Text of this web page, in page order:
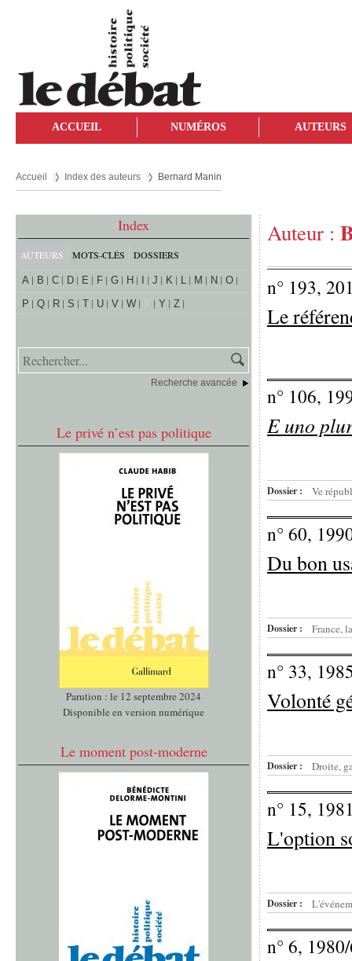
ACCUEIL NUMÉROS AUTEURS
Accueil Index des auteurs Bernard Manin
Index
AUTEURS MOTS-CLÉS DOSSIERS
A B C D E F G H J K L M N
O
P
Q R S T U V W Y Z
Recherche avancée
Le privé n’est pas politique
Parution : le 12 septembre 2024
Disponible en version numérique
Le moment post-moderne
Auteur :
n° 193,
Le
n° 106,
E uno
Dossier : Ve
n° 60,
Du bon
Dossier : France,
n° 33,
Volonté
Dossier : Droite,
n° 15,
L'option
Dossier :
n° 6,